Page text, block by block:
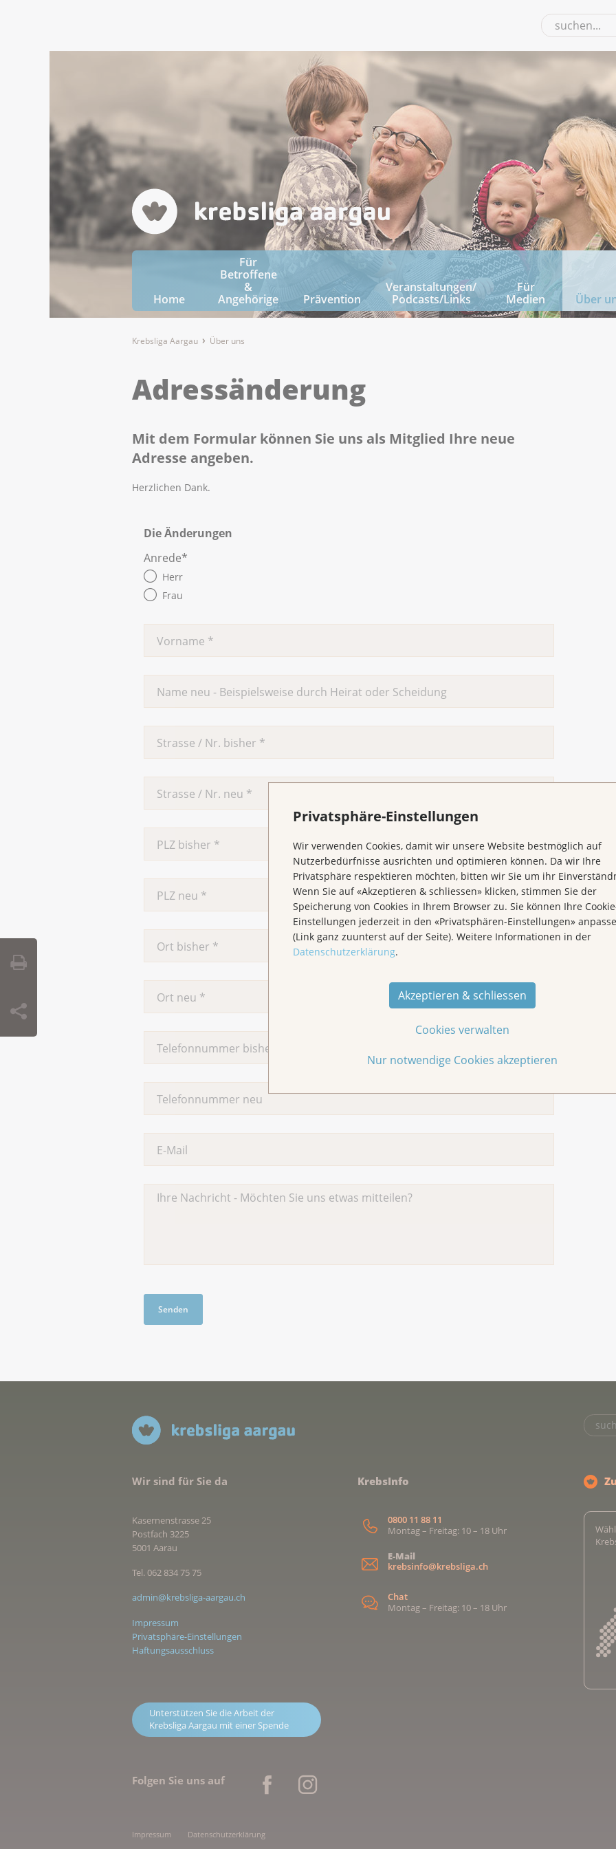
Privatsphäre-Einstellungen
Wir verwenden Cookies, damit wir unsere Website bestmöglich auf
Nutzerbedürfnisse ausrichten und optimieren können. Da wir Ihre
Privatsphäre respektieren möchten, bitten wir Sie um ihr
Wenn Sie auf «Akzeptieren & schliessen» klicken, stimmen Sie der
Speicherung von Cookies in Ihrem Browser zu. Sie können Ihre
Einstellungen jederzeit in den «Privatsphären-Einstellungen»
(Link ganz zuunterst auf der Seite). Weitere Informationen in der
Datenschutzerklärung.
Akzeptieren & schliessen
Cookies verwalten
Nur notwendige Cookies akzeptieren
Home
Für
Betroffene
&
Angehörige
Prävention
Veranstaltungen/
Podcasts/Links
Für
Medien
Über
Krebsliga Aargau Über uns
Adressänderung
Mit dem Formular können Sie uns als Mitglied Ihre neue
Adresse angeben.
Herzlichen Dank.
Die Änderungen
Anrede*
Herr
Frau
Wir sind für Sie da
Kasernenstrasse 25
Postfach 3225
5001 Aarau
Tel. 062 834 75 75
admin@krebsliga-aargau.ch
Impressum
Privatsphäre-Einstellungen
Haftungsausschluss
Unterstützen Sie die Arbeit der
Krebsliga Aargau mit einer Spende
KrebsInfo
0800 11 88 11
Montag – Freitag: 10 – 18 Uhr
E-Mail
krebsinfo@krebsliga.ch
Chat
Montag – Freitag: 10 – 18 Uhr
Folgen Sie uns auf
Impressum Datenschutzerklärung